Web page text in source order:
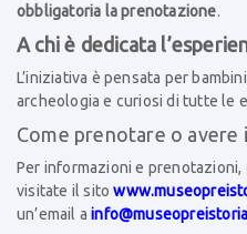
obbligatoria la prenotazione.
A chi è dedicata
L’iniziativa è pensata per
archeologia e curiosi di tutte le
Come prenotare o avere
Per informazioni e
visitate il sito
un’email a